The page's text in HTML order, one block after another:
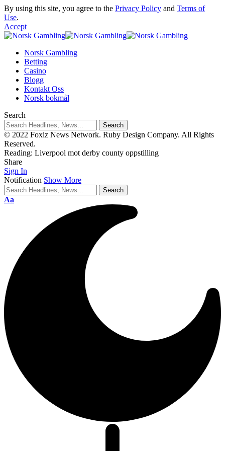
By using this site, you agree to the Privacy Policy and Terms of
Use.
Accept
Norsk Gambling
Betting
Casino
Blogg
Kontakt Oss
Norsk bokmål
Search
© 2022 Foxiz News Network. Ruby Design Company. All Rights
Reserved.
Reading: Liverpool mot derby county oppstilling
Share
Sign In
Notification Show More
Aa